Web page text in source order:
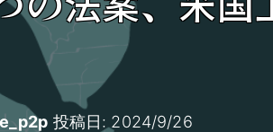
投稿日: 2024/9/26